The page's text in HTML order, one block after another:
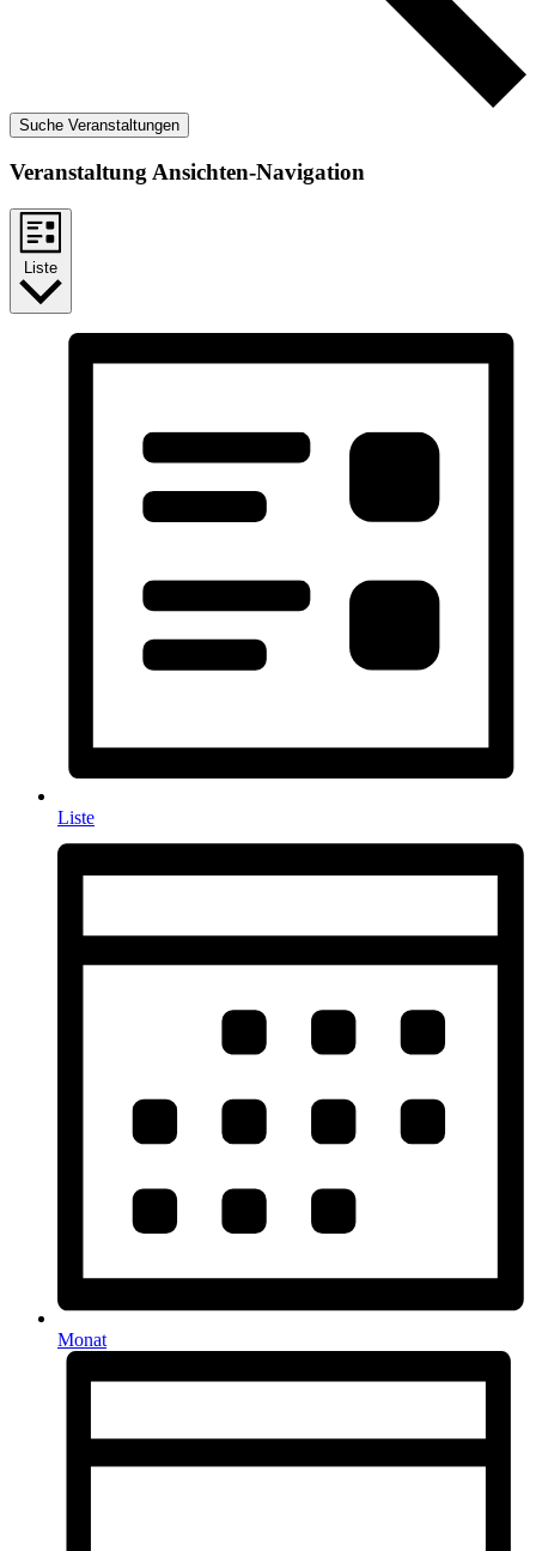
Suche Veranstaltungen
Veranstaltung Ansichten-Navigation
Liste
Liste
Monat